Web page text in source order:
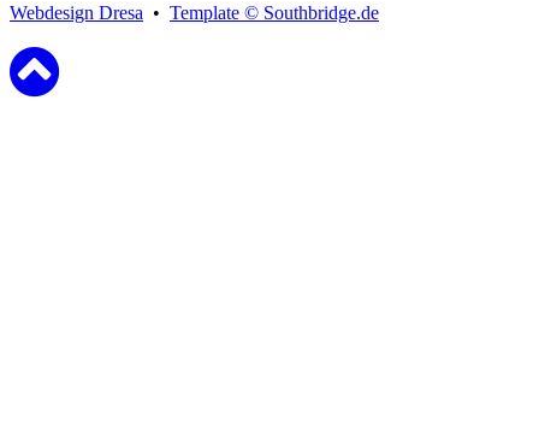
Webdesign Dresa • Template © Southbridge.de